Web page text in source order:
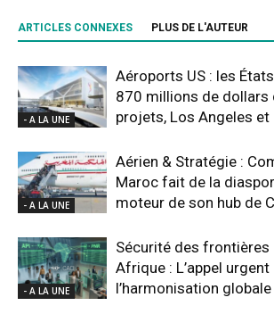
ARTICLES CONNEXES PLUS DE L'AUTEUR
- A LA UNE
Aéroports US : les
870 millions de dollars
projets, Los Angeles
- A LA UNE
Aérien & Stratégie :
Maroc fait de la
moteur de son hub de
- A LA UNE
Sécurité des frontières
Afrique : L’appel urgent
l’harmonisation globale